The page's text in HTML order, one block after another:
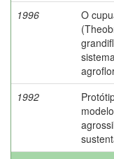
1996
O
1992